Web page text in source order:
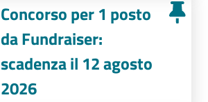
Concorso per 1 posto
da Fundraiser:
scadenza il 12 agosto
2026